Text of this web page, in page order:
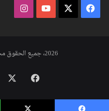
فيسبوك ‫YouTube
2026، جميع الحقوق محفوظة | Sportime Tv
فيسبوك